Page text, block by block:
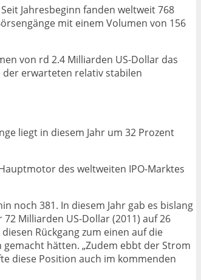
Jahresbeginn fanden weltweit 768
mit einem Volumen von 156
von rd 2.4 Milliarden US-Dollar das
der erwarteten relativ stabilen
liegt in diesem Jahr um 32 Prozent
des weltweiten IPO-Marktes
noch 381. In diesem Jahr gab es bislang
Milliarden US-Dollar (2011) auf 26
Rückgang zum einen auf die
hätten. „Zudem ebbt der Strom
diese Position auch im kommenden